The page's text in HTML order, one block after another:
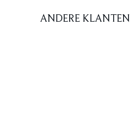
ANDERE